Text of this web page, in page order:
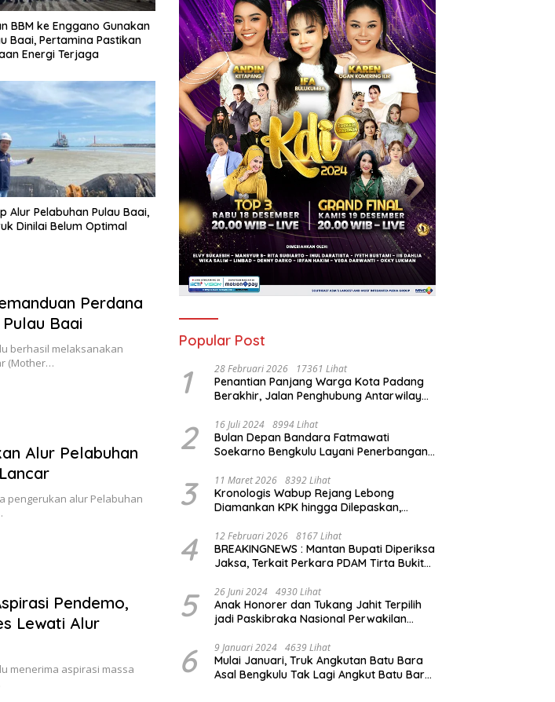
BBM ke Enggano Gunakan
Baai, Pertamina Pastikan
Energi Terjaga
Alur Pelabuhan Pulau Baai,
Dinilai Belum Optimal
Perdana
Baai
berhasil melaksanakan
(Mother…
Alur Pelabuhan
pengerukan alur Pelabuhan
Pendemo,
Lewati Alur
menerima aspirasi massa
Popular Post
1 28 Februari 2026 17361 Lihat
Penantian Panjang Warga Kota Padang
Berakhir, Jalan Penghubung Antarwilayah
2 16 Juli 2024 8994 Lihat
Bulan Depan Bandara Fatmawati
Soekarno Bengkulu Layani Penerbangan
3 11 Maret 2026 8392 Lihat
Kronologis Wabup Rejang Lebong
Diamankan KPK hingga Dilepaskan,
4 12 Februari 2026 8167 Lihat
BREAKINGNEWS : Mantan Bupati Diperiksa
Jaksa, Terkait Perkara PDAM Tirta Bukit
5 26 Juni 2024 4930 Lihat
Anak Honorer dan Tukang Jahit Terpilih
jadi Paskibraka Nasional Perwakilan
6 9 Januari 2024 4639 Lihat
Mulai Januari, Truk Angkutan Batu Bara
Asal Bengkulu Tak Lagi Angkut Batu Bara